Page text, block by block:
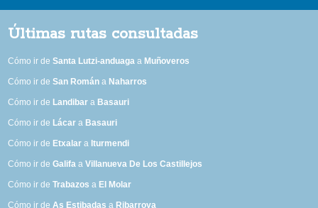
Últimas rutas consultadas
Cómo ir deSanta Lutzi-anduaga a Muñoveros
Cómo ir deSan Román a Naharros
Cómo ir de Landibar a Basauri
Cómo ir de Lácar a Basauri
Cómo ir de Etxalar a Iturmendi
Cómo ir deGalifa aVillanueva De Los Castillejos
Cómo ir deTrabazos a El Molar
Cómo ir deAs Estibadas a Ribarroya